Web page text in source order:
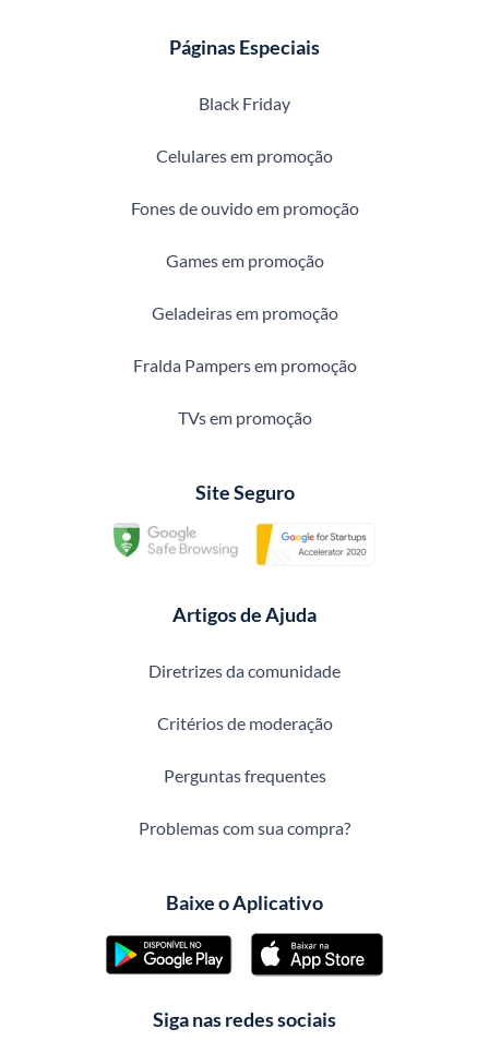
Páginas Especiais
Black Friday
Celulares em promoção
Fones de ouvido em promoção
Games em promoção
Geladeiras em promoção
Fralda Pampers em promoção
TVs em promoção
Site Seguro
Artigos de Ajuda
Diretrizes da comunidade
Critérios de moderação
Perguntas frequentes
Problemas com sua compra?
Baixe o Aplicativo
Siga nas redes sociais